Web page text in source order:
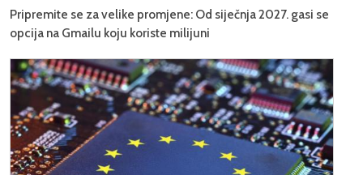
Pripremite se za velike promjene: Od siječnja 2027. gasi se
opcija na Gmailu koju koriste milijuni